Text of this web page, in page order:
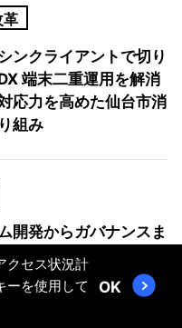
革
ンクライアントで切り
端末二重運用を解消
応力を高めた仙台市消
組み
開発からガバナンスま
貫で推進 接客力を高
HDのAI活用
クセス状況計
ーを使用して
OK